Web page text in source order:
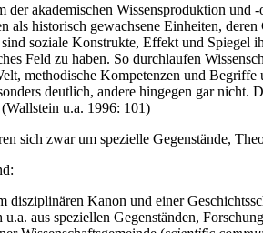
akademischen Wissensproduktion
als historisch gewachsene Einheiten,
soziale Konstrukte, Effekt und Spiegel
Feld zu haben. So durchlaufen
methodische Kompetenzen und
deutlich, andere hingegen gar nicht.
(Wallstein u.a. 1996: 101)
sich zwar um spezielle Gegenstände,
disziplinären Kanon und einer
aus speziellen Gegenständen,